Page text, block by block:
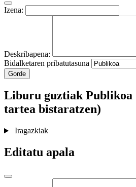
Izena:
Deskribapena:
Bidalketaren pribatutasuna
Gorde
Liburu guztiakPublikoa
tartea bistaratzen)
Iragazkiak
Editatu apala